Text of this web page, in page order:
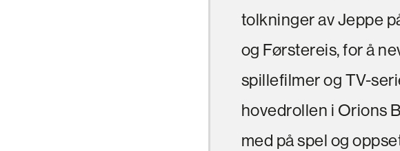
tolkninger av Jeppe
og Førstereis, for å
spillefilmer og TV-
hovedrollen i Orions
med på spel og